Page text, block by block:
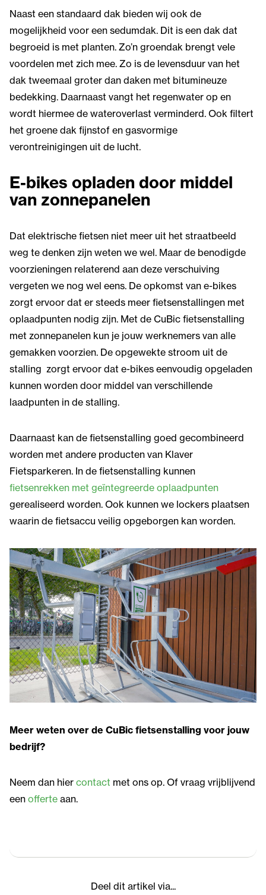
Naast een standaard dak bieden wij ook de
mogelijkheid voor een sedumdak. Dit is een dak dat
begroeid is met planten. Zo’n groendak brengt vele
voordelen met zich mee. Zo is de levensduur van het
dak tweemaal groter dan daken met bitumineuze
bedekking. Daarnaast vangt het regenwater op en
wordt hiermee de wateroverlast verminderd. Ook filtert
het groene dak fijnstof en gasvormige
verontreinigingen uit de lucht.
E-bikes opladen door middel
van zonnepanelen
Dat elektrische fietsen niet meer uit het straatbeeld
weg te denken zijn weten we wel. Maar de benodigde
voorzieningen relaterend aan deze verschuiving
vergeten we nog wel eens. De opkomst van e-bikes
zorgt ervoor dat er steeds meer fietsenstallingen met
oplaadpunten nodig zijn. Met de CuBic fietsenstalling
met zonnepanelen kun je jouw werknemers van alle
gemakken voorzien. De opgewekte stroom uit de
stalling zorgt ervoor dat e-bikes eenvoudig opgeladen
kunnen worden door middel van verschillende
laadpunten in de stalling.
Daarnaast kan de fietsenstalling goed gecombineerd
worden met andere producten van Klaver
Fietsparkeren. In de fietsenstalling kunnen
fietsenrekken met geïntegreerde oplaadpunten
gerealiseerd worden. Ook kunnen we lockers plaatsen
waarin de fietsaccu veilig opgeborgen kan worden.
Meer weten over de CuBic fietsenstalling voor jouw
bedrijf?
Neem dan hier contact met ons op. Of vraag vrijblijvend
een offerte aan.
Deel dit artikel via...